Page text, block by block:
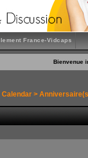
France-Vidcaps
Bienvenue
>